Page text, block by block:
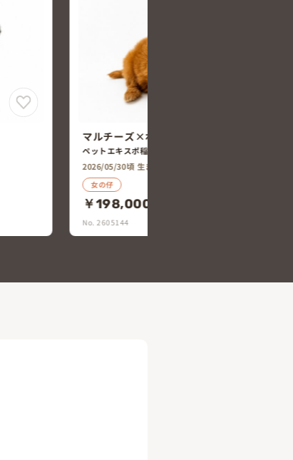
ポメラニアン×ビション・フリーゼ
ペットコート名古屋城北店
2026/05/30頃 生まれ
女の仔
￥198,000
No. 2605138